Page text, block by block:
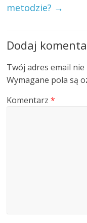
metodzie? →
Dodaj
Twój adres email
Wymagane pola są
Komentarz*